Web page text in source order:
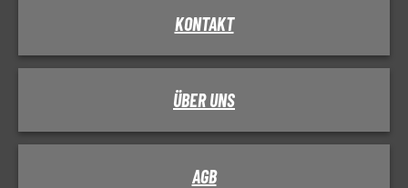
KONTAKT
ÜBER UNS
AGB